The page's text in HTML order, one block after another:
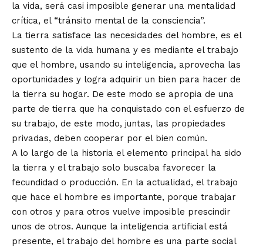
la vida, será casi imposible generar una mentalidad
crítica, el “tránsito mental de la consciencia”.
La tierra satisface las necesidades del hombre, es el
sustento de la vida humana y es mediante el trabajo
que el hombre, usando su inteligencia, aprovecha las
oportunidades y logra adquirir un bien para hacer de
la tierra su hogar. De este modo se apropia de una
parte de tierra que ha conquistado con el esfuerzo de
su trabajo, de este modo, juntas, las propiedades
privadas, deben cooperar por el bien común.
A lo largo de la historia el elemento principal ha sido
la tierra y el trabajo solo buscaba favorecer la
fecundidad o producción. En la actualidad, el trabajo
que hace el hombre es importante, porque trabajar
con otros y para otros vuelve imposible prescindir
unos de otros. Aunque la inteligencia artificial está
presente, el trabajo del hombre es una parte social